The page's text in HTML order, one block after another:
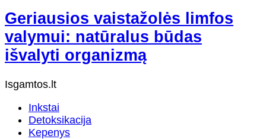
Geriausios vaistažolės limfos
valymui: natūralus būdas
išvalyti organizmą
Isgamtos.lt
Inkstai
Detoksikacija
Kepenys